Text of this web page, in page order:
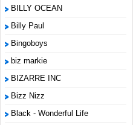
BILLY OCEAN
Billy Paul
Bingoboys
biz markie
BIZARRE INC
Bizz Nizz
Black - Wonderful Life